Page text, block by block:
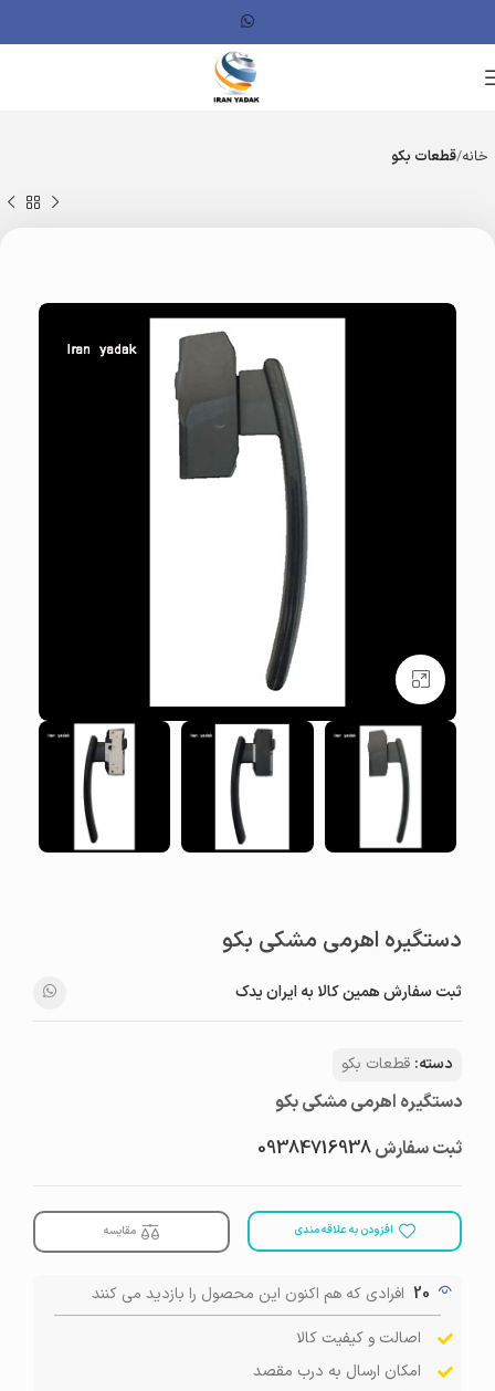
خانه قطعات بکو
بزرگنمایی تصویر
دستگیره اهرمی مشکی بکو
ثبت سفارش همین کالا به ایران یدک
دسته: قطعات بکو
دستگیره اهرمی مشکی بکو
ثبت سفارش09384716938
افزودن به علاقه مندی مقایسه
20 افرادی که هم اکنون این محصول را بازدید می کنند
اصالت و کیفیت کالا
امکان ارسال به درب مقصد